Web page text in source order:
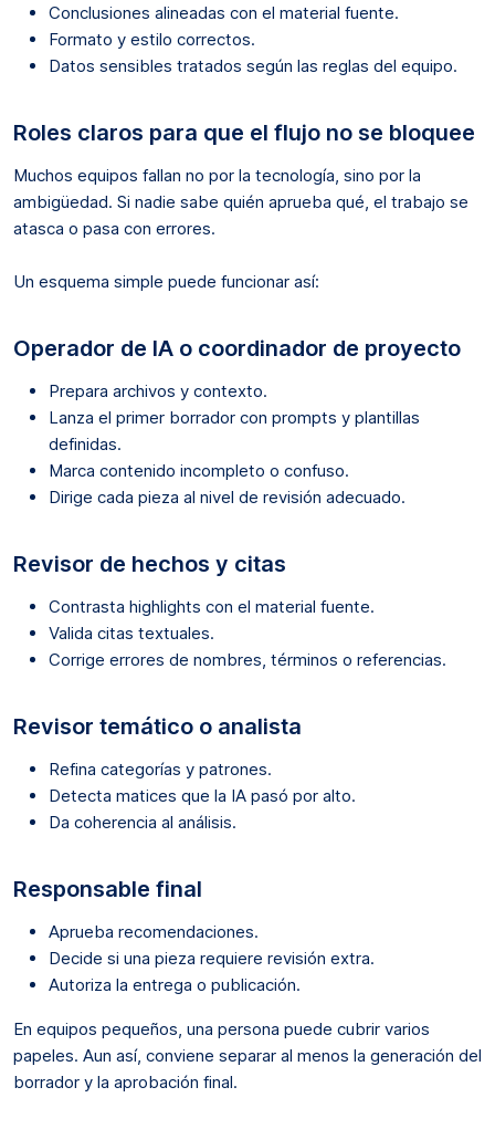
Conclusiones alineadas con el material fuente.
Formato y estilo correctos.
Datos sensibles tratados según las reglas del equipo.
Roles claros para que el flujo no se bloquee
Muchos equipos fallan no por la tecnología, sino por la
ambigüedad. Si nadie sabe quién aprueba qué, el trabajo se
atasca o pasa con errores.
Un esquema simple puede funcionar así:
Operador de IA o coordinador de proyecto
Prepara archivos y contexto.
Lanza el primer borrador con prompts y plantillas
definidas.
Marca contenido incompleto o confuso.
Dirige cada pieza al nivel de revisión adecuado.
Revisor de hechos y citas
Contrasta highlights con el material fuente.
Valida citas textuales.
Corrige errores de nombres, términos o referencias.
Revisor temático o analista
Refina categorías y patrones.
Detecta matices que la IA pasó por alto.
Da coherencia al análisis.
Responsable final
Aprueba recomendaciones.
Decide si una pieza requiere revisión extra.
Autoriza la entrega o publicación.
En equipos pequeños, una persona puede cubrir varios
papeles. Aun así, conviene separar al menos la generación del
borrador y la aprobación final.